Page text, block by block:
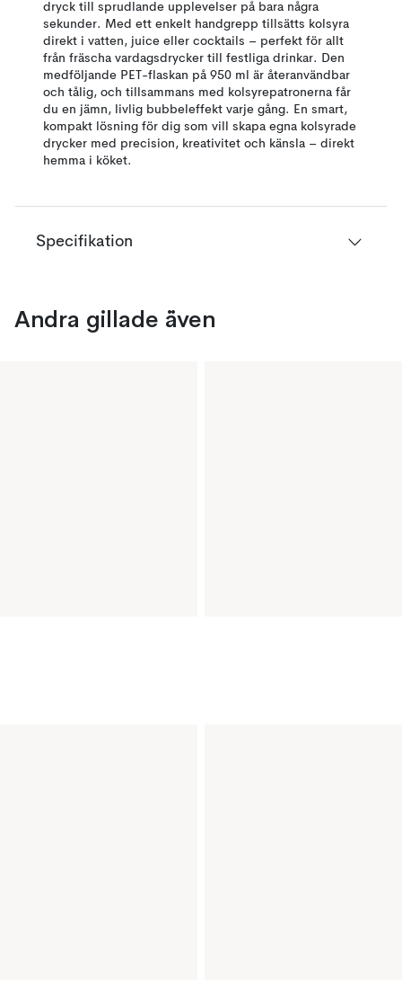
dryck till sprudlande upplevelser på bara några
sekunder. Med ett enkelt handgrepp tillsätts kolsyra
direkt i vatten, juice eller cocktails – perfekt för allt
från fräscha vardagsdrycker till festliga drinkar. Den
medföljande PET-flaskan på 950 ml är återanvändbar
och tålig, och tillsammans med kolsyrepatronerna får
du en jämn, livlig bubbeleffekt varje gång. En smart,
kompakt lösning för dig som vill skapa egna kolsyrade
drycker med precision, kreativitet och känsla – direkt
hemma i köket.
Specifikation
Andra gillade även